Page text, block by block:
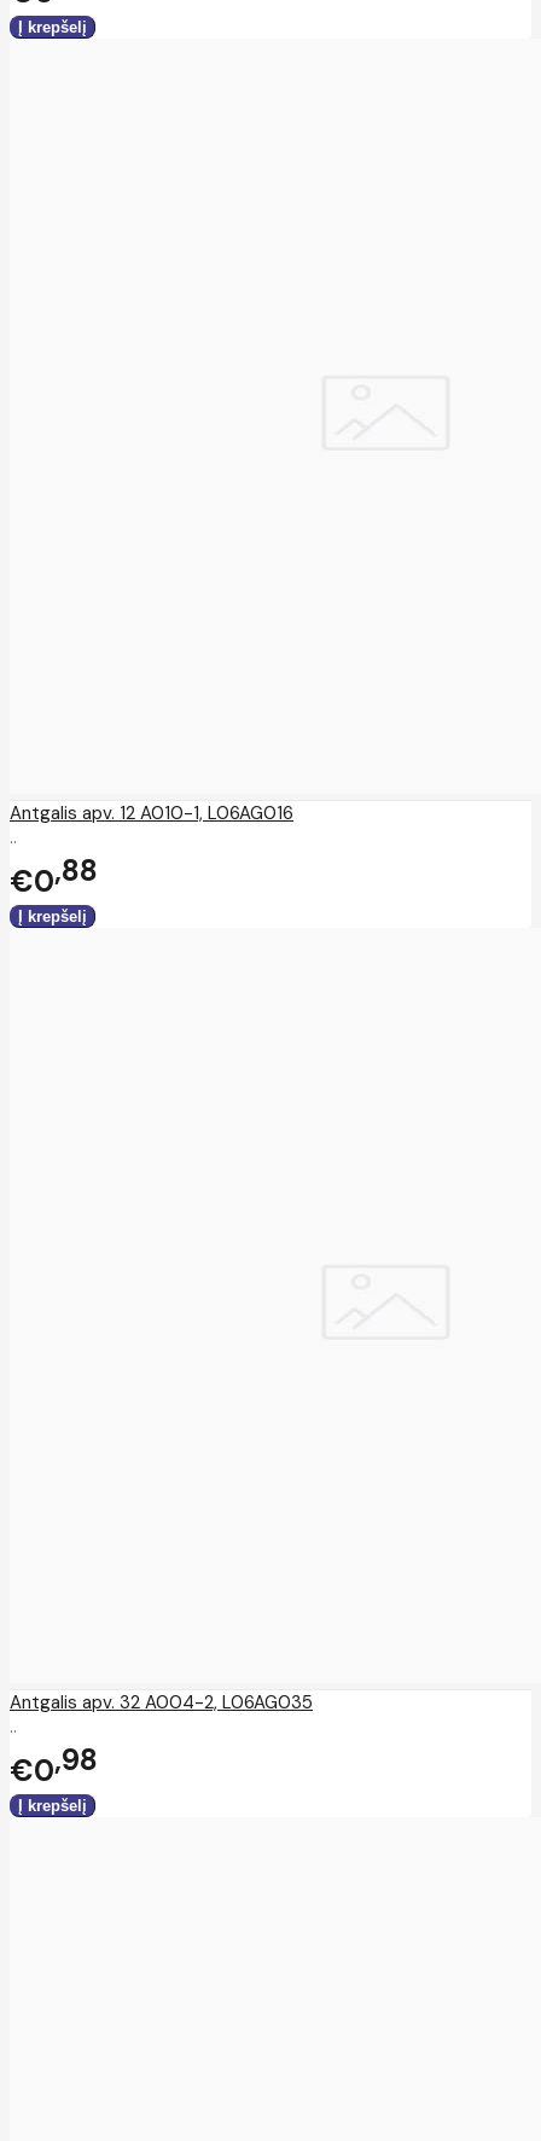
Antgalis apv. 12 A010-1, L06AG016
..
€0 88
Antgalis apv. 32 A004-2, L06AG035
..
€0 98